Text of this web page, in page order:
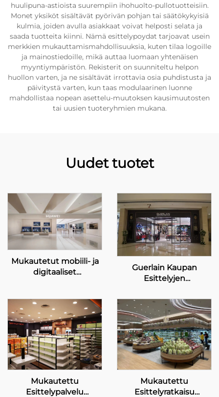
huulipuna-astioista suurempiin ihohuolto-pullotuotteisiin.
Monet yksiköt sisältävät pyörivän pohjan tai säätökykyisiä
kulmia, joiden avulla asiakkaat voivat helposti selata ja
saada tuotteita kiinni. Nämä esittelypoydat tarjoavat usein
merkkien mukauttamismahdollisuuksia, kuten tilaa logoille
ja mainostiedoille, mikä auttaa luomaan yhtenäisen
myyntiympäristön. Rekisterit on suunniteltu helpon
huollon varten, ja ne sisältävät irrottavia osia puhdistusta ja
päivitystä varten, kun taas modulaarinen luonne
mahdollistaa nopean asettelu-muutoksen kausimuutosten
tai uusien tuoteryhmien mukana.
Uudet tuotet
Mukautetut mobiili- ja
digitaaliset
Guerlain Kaupan
Esittelyjen
Mukautettu
Esittelypalvelu
Mukautettu
Esittelyratkaisu